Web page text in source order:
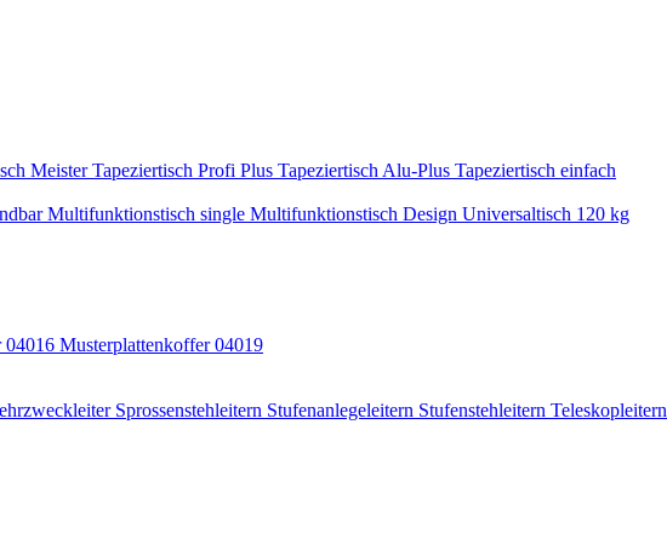
MeisterTapeziertisch Profi Plus Tapeziertisch Alu-Plus Tapeziertisch einfach
Multifunktionstisch single Multifunktionstisch Design Universaltisch 120 kg
04016 Musterplattenkoffer 04019
Sprossenstehleitern Stufenanlegeleitern Stufenstehleitern Teleskopleitern